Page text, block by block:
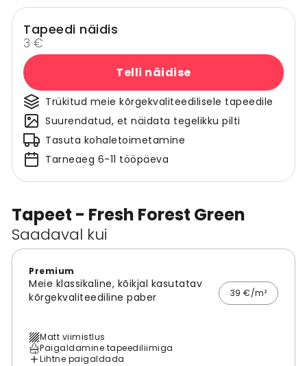
Tapeet - Fresh Forest Green
Saadaval kui
Premium
Meie klassikaline, kõikjal kasutatav
kõrgekvaliteediline paber
39 €/m²
Matt viimistlus
Paigaldamine tapeediliimiga
Lihtne paigaldada
Tapeedi näidis
3 €
Telli näidise
Trükitud meie kõrgekvaliteedilisele tapeedile
Suurendatud, et näidata tegelikku pilti
Tasuta kohaletoimetamine
Tarneaeg 6-11 tööpäeva